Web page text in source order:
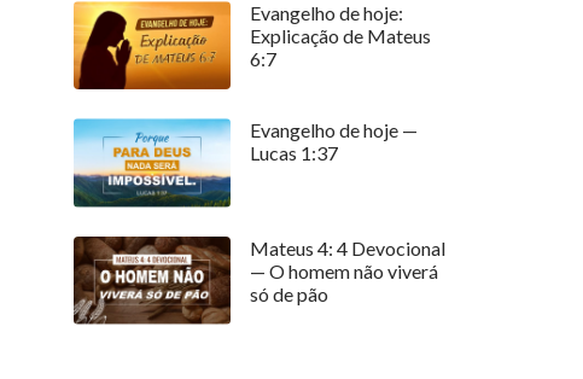
Evangelho de hoje:
Explicação de Mateus
6:7
Evangelho de hoje —
Lucas 1:37
Mateus 4: 4 Devocional
— O homem não viverá
só de pão